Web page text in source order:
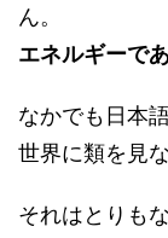
ん。
エネルギーで
なかでも日本語
世界に類を見
それはとりも